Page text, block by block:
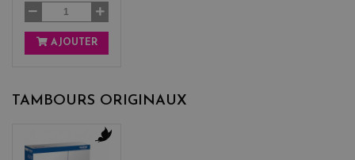
AJOUTER
TAMBOURS ORIGINAUX